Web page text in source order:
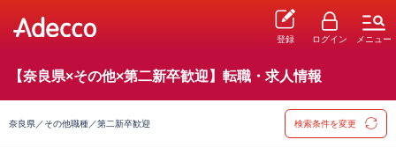
登録 ログイン メニュー
【奈良県×その他×第二新卒歓迎】転職・求人情報
奈良県／その他職種／第二新卒歓迎 検索条件を変更